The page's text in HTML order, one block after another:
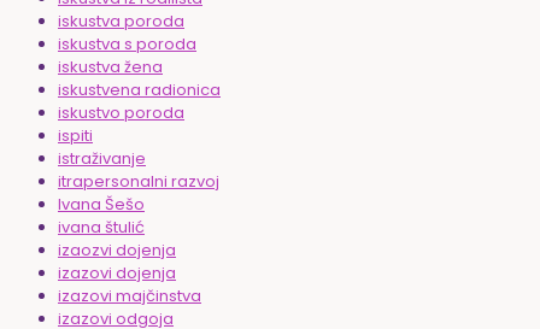
iskustva poroda
iskustva s poroda
iskustva žena
iskustvena radionica
iskustvo poroda
ispiti
istraživanje
itrapersonalni razvoj
Ivana Šešo
ivana štulić
izaozvi dojenja
izazovi dojenja
izazovi majčinstva
izazovi odgoja